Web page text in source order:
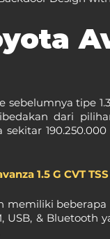
sebelumnya tipe
dari
1.5 G CVT
memiliki
USB, &